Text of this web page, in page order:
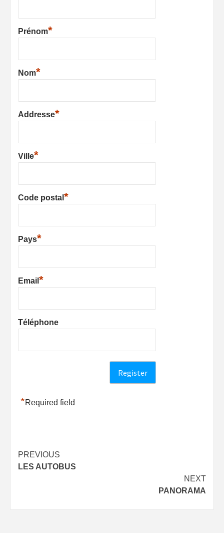
Prénom*
Nom*
Addresse*
Ville*
Code postal *
Pays*
Email *
Téléphone
*Required field
Post
navigation
PREVIOUS
LES AUTOBUS
NEXT
PANORAMA